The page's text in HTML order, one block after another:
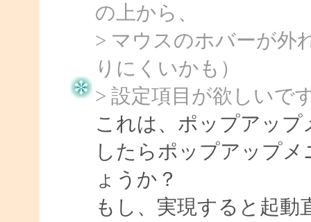
の上から、
> マウスのホバーが外
りにくいかも）
> 設定項目が欲しいで
これは、ポップアッ
したらポップアップ
ょうか？
もし、実現すると起